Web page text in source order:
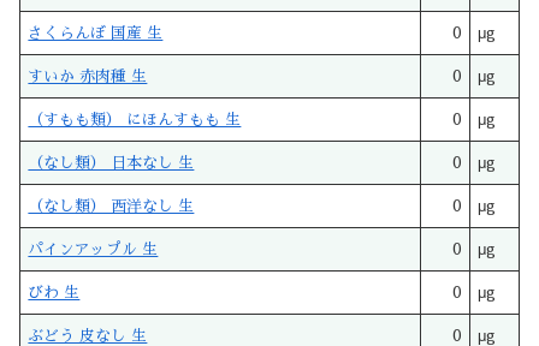
さくらんぼ 国産 生 0 μg
すいか 赤肉種 生 0 μg
（すもも類） にほんすもも 生 0 μg
（なし類） 日本なし 生 0 μg
（なし類） 西洋なし 生 0 μg
パインアップル 生 0 μg
びわ 生 0 μg
ぶどう 皮なし 生 0 μg